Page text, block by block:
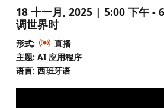
18 十一月, 2025 | 5:00 下午 -
调世界时
形式:
直播
主题: AI 应用程序
语言: 西班牙语